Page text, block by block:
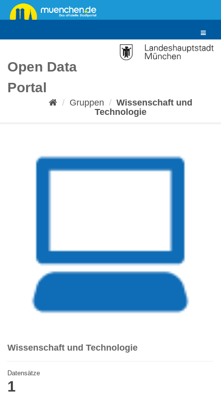
Überspringen
zum
Toggle
Open Data
Portal
Gruppen
Wissenschaft und
Technologie
Wissenschaft und Technologie
Datensätze
1